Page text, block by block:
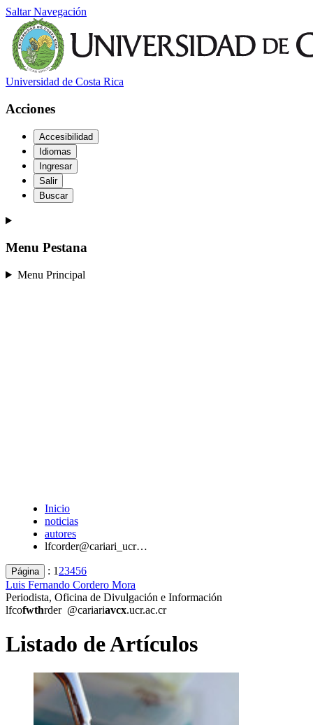
Saltar Navegación
Universidad de Costa Rica
Acciones
Accesibilidad
Idiomas
Ingresar
Salir
Buscar
Menu Pestana
Menu Principal
Inicio
noticias
autores
lfcorder@cariari_ucr…
Página : 1 23456
Luis Fernando Cordero Mora
Periodista, Oficina de Divulgación e Información
lfcofwthrder @cariariavcx.ucr.ac.cr
Listado de Artículos